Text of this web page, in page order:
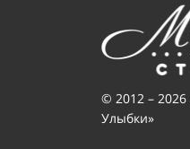
© 2012 –
Улыбки»